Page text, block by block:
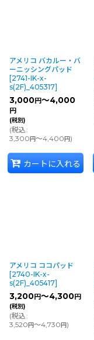
アメリコ バカルー・バ
ーニッシングパッド
[2741-IK-x-
s(2F)_405317]
3,000円～4,000
円
(税別)
(税込:
3,300円～4,400円)
カートに入れる
アメリコ ココパッド
[2740-IK-x-
s(2F)_405417]
3,200円～4,300円
(税別)
(税込:
3,520円～4,730円)